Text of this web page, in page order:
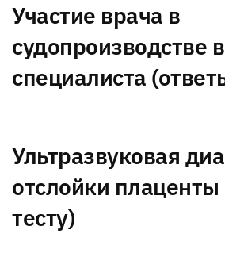
Участие врача в
судопроизводстве
специалиста
Ультразвуковая
отслойки плаценты
тесту)